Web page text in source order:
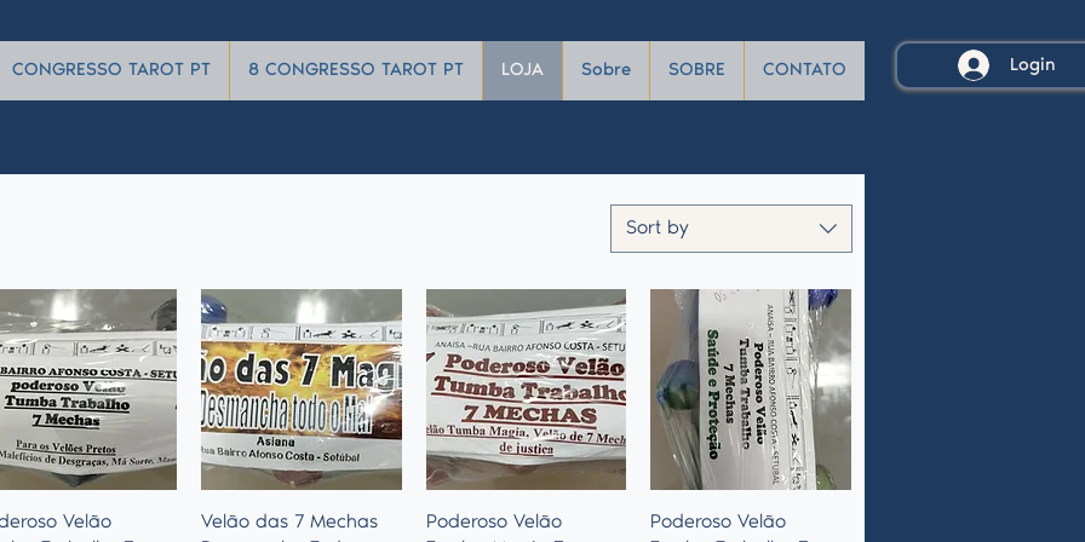
CONGRESSO TAROT PT 8 CONGRESSO TAROT PT LOJA Sobre SOBRE CONTATO Login
Sort by
Quick View
Velão
Quick View
Velão das 7 Mechas
Quick View
Poderoso Velão
Quick View
Poderoso Velão